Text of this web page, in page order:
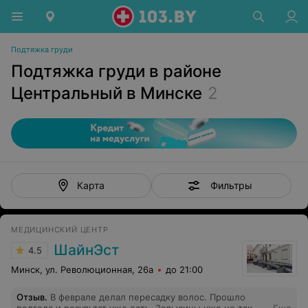
Подтяжка груди
Подтяжка груди в районе
Центральный в Минске 2
Карта Фильтры
МЕДИЦИНСКИЙ ЦЕНТР
4.5 ШайнЭст
Минск, ул. Революционная, 26а до 21:00
Отзыв. В феврале делал пересадку волос. Прошло